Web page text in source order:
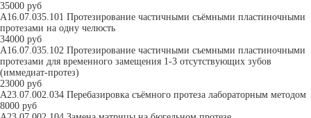
35000 руб
A16.07.035.101 Протезирование частичными съёмными пластиночными
протезами на одну челюсть
34000 руб
A16.07.035.102 Протезирование частичными съемными пластиночными
протезами для временного замещения 1-3 отсутствующих зубов
(иммедиат-протез)
23000 руб
А23.07.002.034 Перебазировка съёмного протеза лабораторным методом
8000 руб